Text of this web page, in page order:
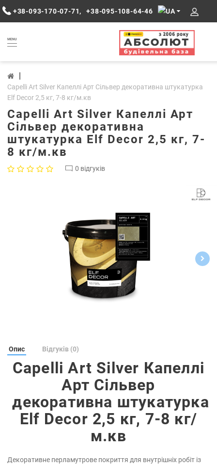
+38-093-170-07-71, +38-095-108-64-46
MENU
Capelli Art Silver Капеллі Арт Сільвер декоративна штукатурка
Elf Decor 2,5 кг, 7-8 кг/м.кв
Capelli Art Silver Капеллі Арт
Сільвер декоративна
штукатурка Elf Decor 2,5 кг, 7-
8 кг/м.кв
0 відгуків
Опис Відгуків (0)
Capelli Art Silver Капеллі
Арт Сільвер
декоративна штукатурка
Elf Decor 2,5 кг, 7-8 кг/
м.кв
Декоративне перламутрове покриття для внутрішніх робіт із